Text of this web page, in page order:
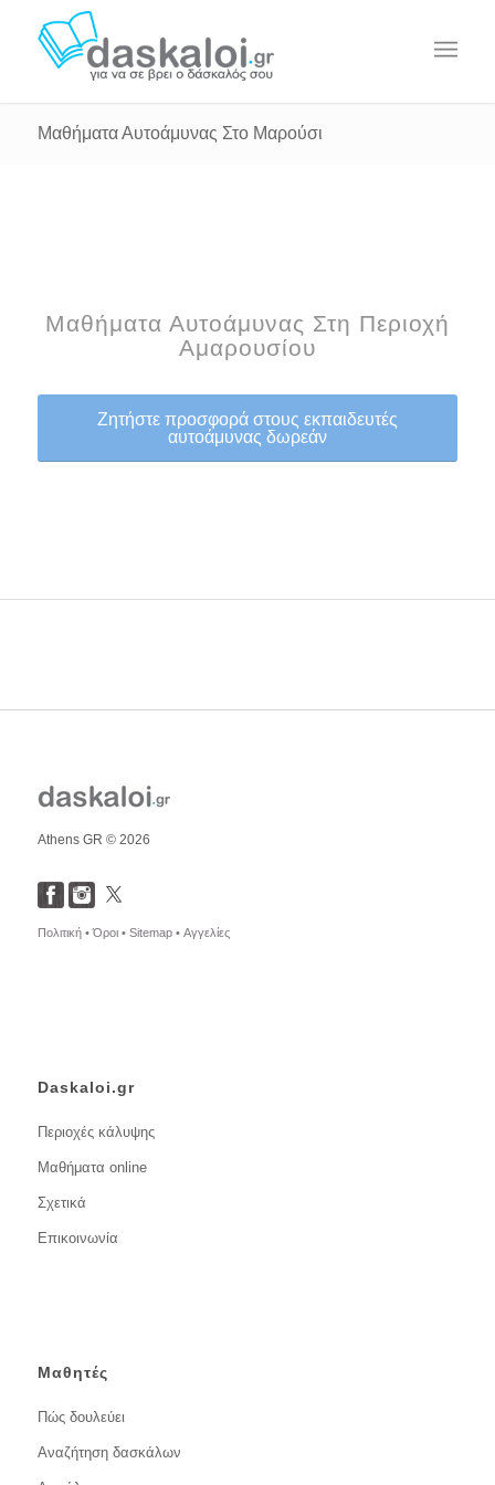
Μαθήματα Αυτοάμυνας Στο Μαρούσι
Μαθήματα Αυτοάμυνας Στη Περιοχή
Αμαρουσίου
Ζητήστε προσφορά στους εκπαιδευτές
αυτοάμυνας δωρεάν
Athens GR © 2026
Πολιτική •Όροι • Sitemap • Αγγελίες
Daskaloi.gr
Περιοχές κάλυψης
Μαθήματα online
Σχετικά
Επικοινωνία
Μαθητές
Πώς δουλεύει
Αναζήτηση δασκάλων